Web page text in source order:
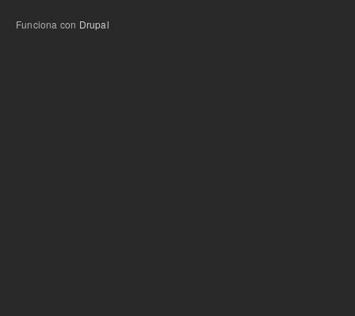
Funciona con Drupal